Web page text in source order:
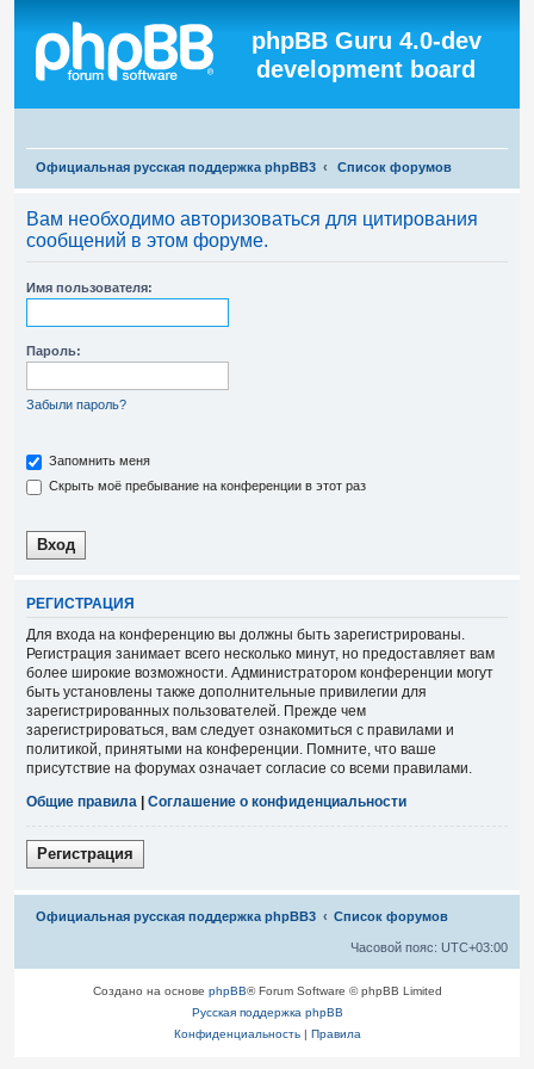
phpBB Guru 4.0-dev
development board
Официальная русская поддержка phpBB3 Список форумов
Вам необходимо авторизоваться для цитирования
сообщений в этом форуме.
Имя пользователя:
Пароль:
Забыли пароль?
Запомнить меня
Скрыть моё пребывание на конференции в этот раз
РЕГИСТРАЦИЯ
Для входа на конференцию вы должны быть зарегистрированы.
Регистрация занимает всего несколько минут, но предоставляет вам
более широкие возможности. Администратором конференции могут
быть установлены также дополнительные привилегии для
зарегистрированных пользователей. Прежде чем
зарегистрироваться, вам следует ознакомиться с правилами и
политикой, принятыми на конференции. Помните, что ваше
присутствие на форумах означает согласие со всеми правилами.
Общие правила
Соглашение о конфиденциальности
Регистрация
Официальная русская поддержка phpBB3 Список форумов
Часовой пояс: UTC+03:00
Связаться с
Создано на основе phpBB® Forum Software © phpBB Limited
Русская поддержка phpBB
Конфиденциальность| Правила